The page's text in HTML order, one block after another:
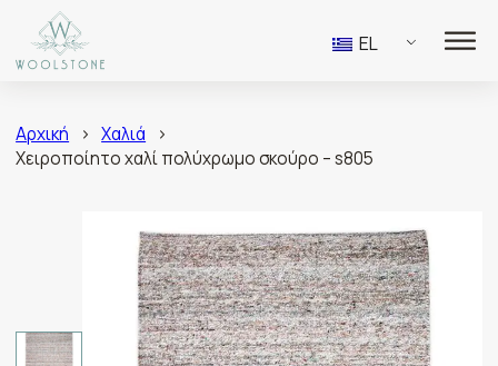
EL
Αρχική > Χαλιά
>
Χειροποίητο χαλί πολύχρωμο σκούρο – s805